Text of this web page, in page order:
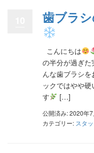
歯ブラ
こんにちは
の半分が過ぎ
んな歯ブラシ
ックではやや
す
[…]
公開済み: 2020年
カテゴリー: スタ